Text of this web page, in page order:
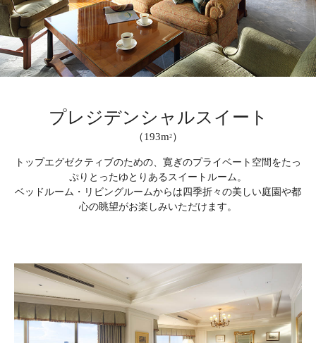
プレジデンシャルスイート
（193m2 ）
トップエグゼクティブのための、寛ぎのプライベート空間をたっ
ぷりとったゆとりあるスイートルーム。
ベッドルーム・リビングルームからは四季折々の美しい庭園や都
心の眺望がお楽しみいただけます。